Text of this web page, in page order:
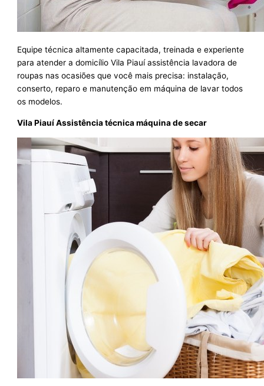
Equipe técnica altamente capacitada, treinada e experiente
para atender a domicílio Vila Piauí assistência lavadora de
roupas nas ocasiões que você mais precisa: instalação,
conserto, reparo e manutenção em máquina de lavar todos
os modelos.
Vila Piauí Assistência técnica máquina de secar